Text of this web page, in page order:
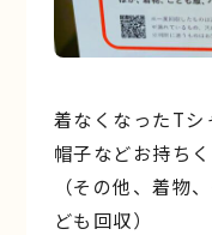
着なくなったTシ
帽子などお持ち
（その他、着物
ども回収）